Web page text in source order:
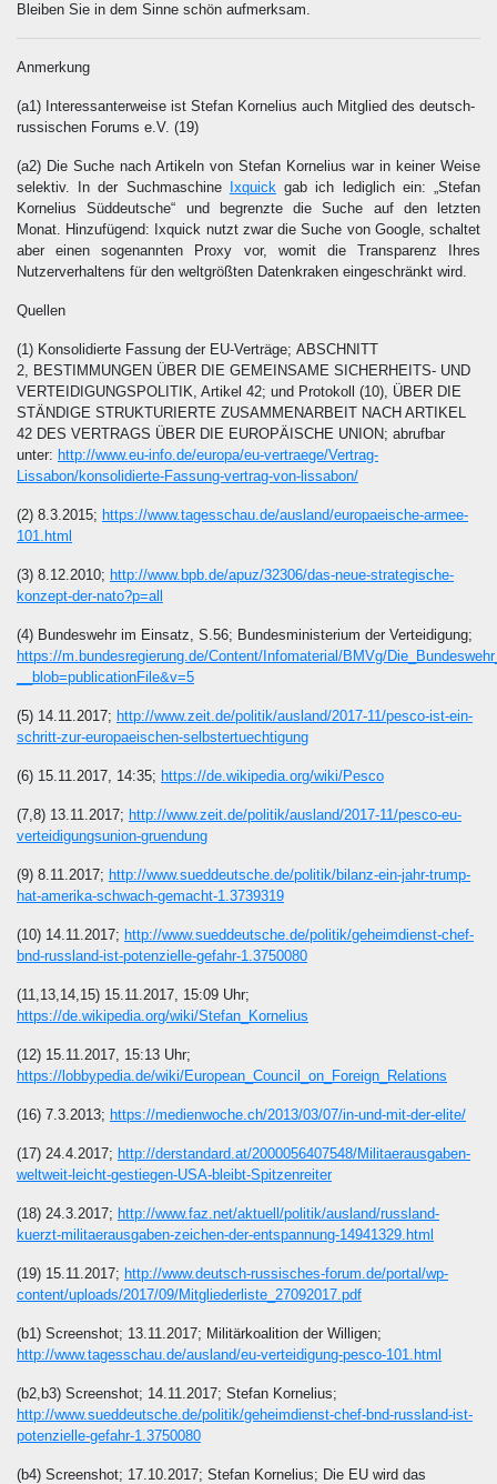
Bleiben Sie in dem Sinne schön aufmerksam.
Anmerkung
(a1) Interessanterweise ist Stefan Kornelius auch Mitglied des deutsch-
russischen Forums e.V. (19)
(a2) Die Suche nach Artikeln von Stefan Kornelius war in keiner Weise
selektiv. In der Suchmaschine
Ixquickgab ich lediglich ein: „Stefan
Kornelius Süddeutsche“ und begrenzte die Suche auf den letzten
Monat. Hinzufügend: Ixquick nutzt zwar die Suche von Google, schaltet
aber einen sogenannten Proxy vor, womit die Transparenz Ihres
Nutzerverhaltens für den weltgrößten Datenkraken eingeschränkt wird.
Quellen
(1) Konsolidierte Fassung der EU-Verträge; ABSCHNITT
2, BESTIMMUNGEN ÜBER DIE GEMEINSAME SICHERHEITS- UND
VERTEIDIGUNGSPOLITIK, Artikel 42; und Protokoll (10), ÜBER DIE
STÄNDIGE STRUKTURIERTE ZUSAMMENARBEIT NACH ARTIKEL
42 DES VERTRAGS ÜBER DIE EUROPÄISCHE UNION; abrufbar
unter: http://www.eu-info.de/europa/eu-vertraege/Vertrag-
Lissabon/konsolidierte-Fassung-vertrag-von-lissabon/
(2) 8.3.2015; https://www.tagesschau.de/ausland/europaeische-armee-
101.html
(3) 8.12.2010; http://www.bpb.de/apuz/32306/das-neue-strategische-
konzept-der-nato?p=all
(4) Bundeswehr im Einsatz, S.56; Bundesministerium der Verteidigung;
https://m.bundesregierung.de/Content/Infomaterial/BMVg/
__blob=publicationFile&v=5
(5) 14.11.2017; http://www.zeit.de/politik/ausland/2017-11/pesco-ist-ein-
schritt-zur-europaeischen-selbstertuechtigung
(6) 15.11.2017, 14:35; https://de.wikipedia.org/wiki/Pesco
(7,8) 13.11.2017; http://www.zeit.de/politik/ausland/2017-11/pesco-eu-
verteidigungsunion-gruendung
(9) 8.11.2017; http://www.sueddeutsche.de/politik/bilanz-ein-jahr-trump-
hat-amerika-schwach-gemacht-1.3739319
(10) 14.11.2017; http://www.sueddeutsche.de/politik/geheimdienst-chef-
bnd-russland-ist-potenzielle-gefahr-1.3750080
(11,13,14,15) 15.11.2017, 15:09 Uhr;
https://de.wikipedia.org/wiki/Stefan_Kornelius
(12) 15.11.2017, 15:13 Uhr;
https://lobbypedia.de/wiki/European_Council_on_Foreign_Relations
(16) 7.3.2013; https://medienwoche.ch/2013/03/07/in-und-mit-der-elite/
(17) 24.4.2017; http://derstandard.at/2000056407548/Militaerausgaben-
weltweit-leicht-gestiegen-USA-bleibt-Spitzenreiter
(18) 24.3.2017; http://www.faz.net/aktuell/politik/ausland/russland-
kuerzt-militaerausgaben-zeichen-der-entspannung-14941329.html
(19) 15.11.2017; http://www.deutsch-russisches-forum.de/portal/wp-
content/uploads/2017/09/Mitgliederliste_27092017.pdf
(b1) Screenshot; 13.11.2017; Militärkoalition der Willigen;
http://www.tagesschau.de/ausland/eu-verteidigung-pesco-101.html
(b2,b3) Screenshot; 14.11.2017; Stefan Kornelius;
http://www.sueddeutsche.de/politik/geheimdienst-chef-bnd-russland-ist-
potenzielle-gefahr-1.3750080
(b4) Screenshot; 17.10.2017; Stefan Kornelius; Die EU wird das